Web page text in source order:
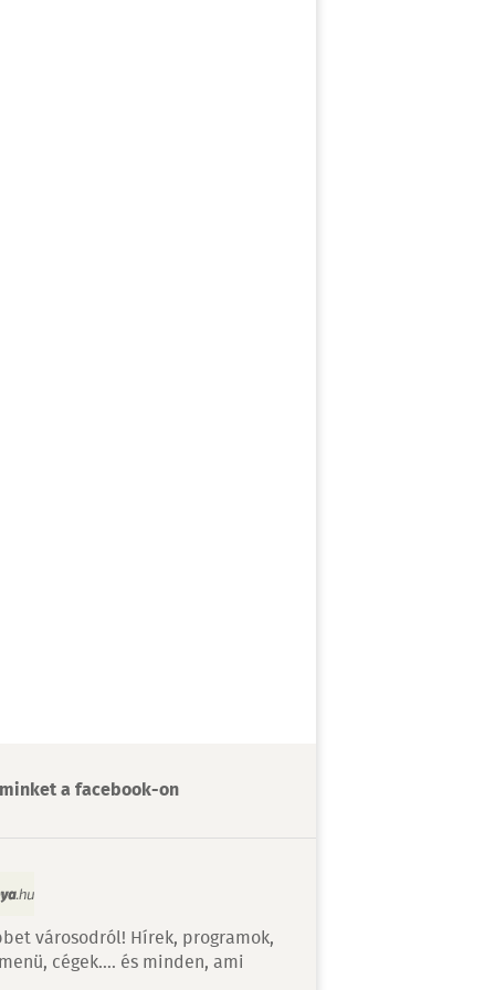
a facebook-on
városodról! Hírek, programok,
cégek…. és minden, ami